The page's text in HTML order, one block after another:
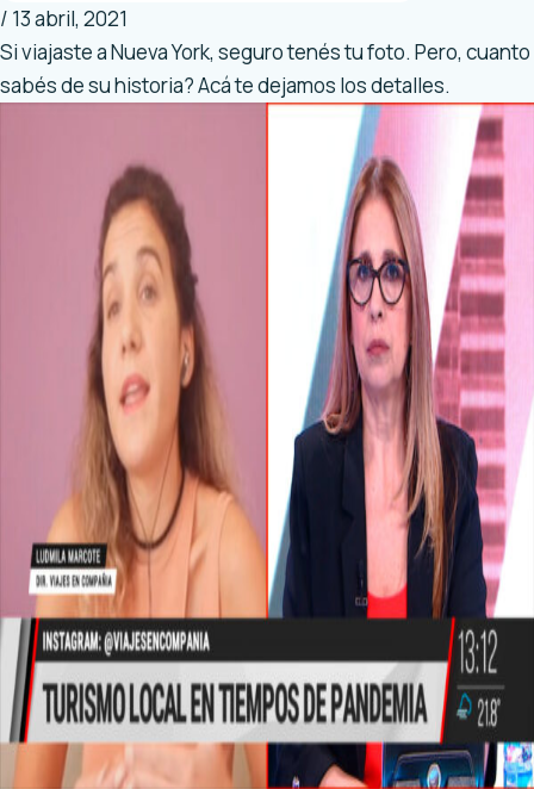
/ 13 abril, 2021
Si viajaste a Nueva York, seguro tenés tu foto. Pero, cuanto
sabés de su historia? Acá te dejamos los detalles.